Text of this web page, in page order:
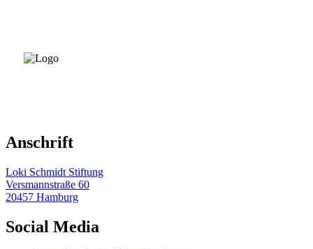
Anschrift
Loki Schmidt Stiftung
Versmannstraße 60
20457 Hamburg
Social Media